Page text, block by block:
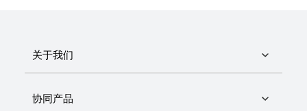
关于我们
协同产品